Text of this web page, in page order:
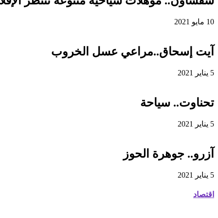
10 مايو 2021
آيت إسحاق..مراعي عسل الخروب
5 يناير 2021
تحناوت.. سياحة
5 يناير 2021
آزرو.. جوهرة الحوز
5 يناير 2021
اقتصاد